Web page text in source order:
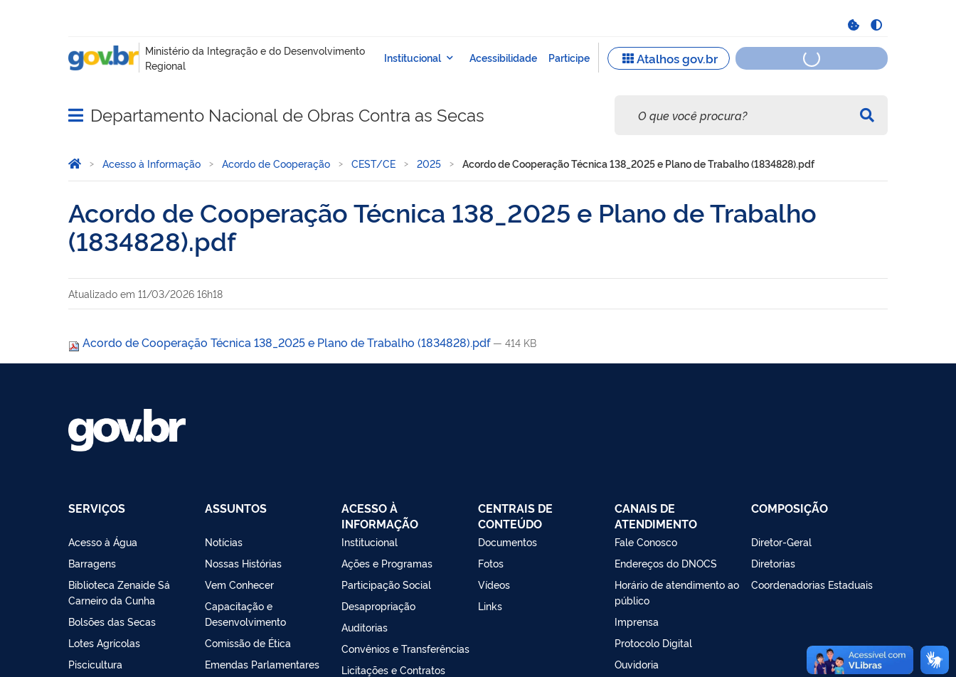
Abrir menu principal de navegação
Departamento Nacional de Obras Contra as Secas
Você está aqui:
Página Inicial
Acesso à Informação Acordo de Cooperação CEST/CE 2025 Acordo de Cooperação Técnica 138_2025 e Plano de Trabalho (1834828).pdf
Acordo de Cooperação Técnica 138_2025 e Plano de Trabalho
(1834828).pdf
Atualizado em 11/03/2026 16h18
Acordo de Cooperação Técnica 138_2025 e Plano de Trabalho (1834828).pdf — 414 KB
SERVIÇOS
Acesso à Água
Barragens
Biblioteca Zenaide Sá
Carneiro da Cunha
Bolsões das Secas
Lotes Agrícolas
Piscicultura
ASSUNTOS
Notícias
Nossas Histórias
Vem Conhecer
Capacitação e
Desenvolvimento
Comissão de Ética
Emendas Parlamentares
ACESSO À
INFORMAÇÃO
Institucional
Ações e Programas
Participação Social
Desapropriação
Auditorias
Convênios e Transferências
Licitações e Contratos
CENTRAIS DE
CONTEÚDO
Documentos
Fotos
Vídeos
Links
CANAIS DE
ATENDIMENTO
Fale Conosco
Endereços do DNOCS
Horário de atendimento ao
público
Imprensa
Protocolo Digital
Ouvidoria
COMPOSIÇÃO
Diretor-Geral
Diretorias
Coordenadorias Estaduais